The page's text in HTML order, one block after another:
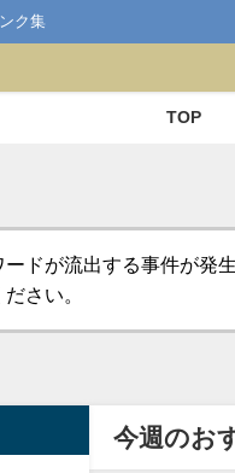
ク集
TOP
ドが流出する事件が発
さい。
今週のお